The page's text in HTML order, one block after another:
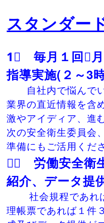
スタンダー
1⃣ 毎月１回､月
指導実施(２～3
自社内で悩んでい
業界の直近情報を含
激やアイディア、進
次の安全衛生委員会
準備にもご活用くだ
２⃣ 労働安全衛
紹介、データ提
社会規程であれ
理帳票であれば１件